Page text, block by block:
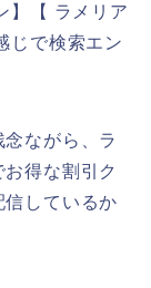
】【 ラメリア
じで検索エン
ながら、ラ
得な割引ク
しているか